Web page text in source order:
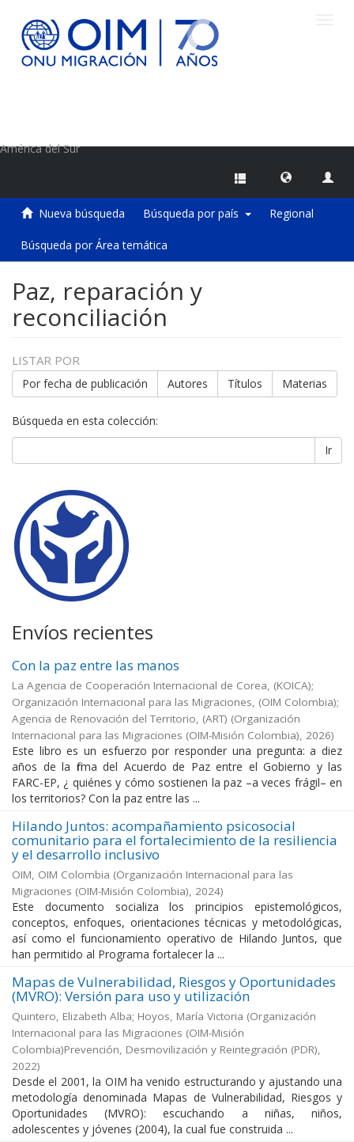
América del Sur
Nueva búsqueda Búsqueda por país Regional
Búsqueda por Área temática
Paz, reparación y
reconciliación
LISTAR POR
Por fecha de publicación Autores Títulos Materias
Búsqueda en esta colección:
Ir
Envíos recientes
Con la paz entre las manos
La Agencia de Cooperación Internacional de Corea, (KOICA);
Organización Internacional para las Migraciones, (OIM Colombia);
Agencia de Renovación del Territorio, (ART) (Organización
Internacional para las Migraciones (OIM-Misión Colombia), 2026)
Este libro es un esfuerzo por responder una pregunta: a diez
años de la firma del Acuerdo de Paz entre el Gobierno y las
FARC-EP, ¿ quiénes y cómo sostienen la paz –a veces frágil– en
los territorios? Con la paz entre las ...
Hilando Juntos: acompañamiento psicosocial
comunitario para el fortalecimiento de la resiliencia
y el desarrollo inclusivo
OIM, OIM Colombia (Organización Internacional para las
Migraciones (OIM-Misión Colombia), 2024)
Este documento socializa los principios epistemológicos,
conceptos, enfoques, orientaciones técnicas y metodológicas,
así como el funcionamiento operativo de Hilando Juntos, que
han permitido al Programa fortalecer la ...
Mapas de Vulnerabilidad, Riesgos y Oportunidades
(MVRO): Versión para uso y utilización
Quintero, Elizabeth Alba; Hoyos, María Victoria (Organización
Internacional para las Migraciones (OIM-Misión
Colombia)Prevención, Desmovilización y Reintegración (PDR),
2022)
Desde el 2001, la OIM ha venido estructurando y ajustando una
metodología denominada Mapas de Vulnerabilidad, Riesgos y
Oportunidades (MVRO): escuchando a niñas, niños,
adolescentes y jóvenes (2004), la cual fue construida ...